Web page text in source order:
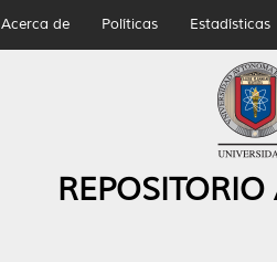
Acerca de Políticas Estadísticas